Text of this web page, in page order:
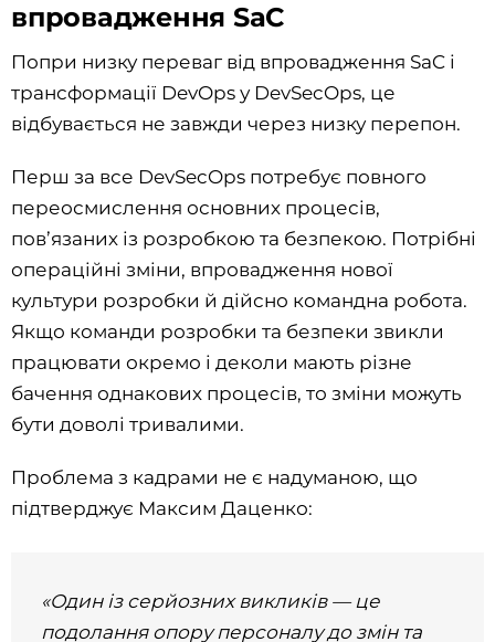
впровадження SaC
Попри низку переваг від впровадження SaC і
трансформації DevOps у DevSecOps, це
відбувається не завжди через низку перепон.
Перш за все DevSecOps потребує повного
переосмислення основних процесів,
пов’язаних із розробкою та безпекою. Потрібні
операційні зміни, впровадження нової
культури розробки й дійсно командна робота.
Якщо команди розробки та безпеки звикли
працювати окремо і деколи мають різне
бачення однакових процесів, то зміни можуть
бути доволі тривалими.
Проблема з кадрами не є надуманою, що
підтверджує Максим Даценко:
«Один із серйозних викликів — це
подолання опору персоналу до змін та